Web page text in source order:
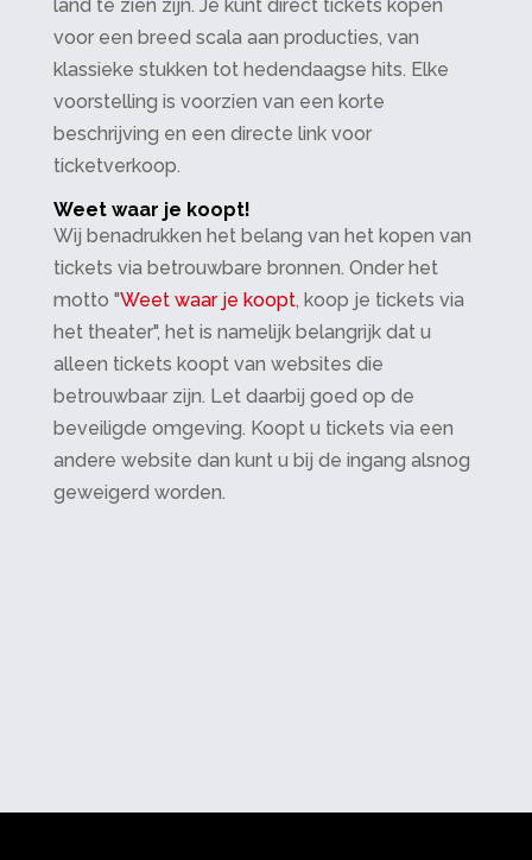
land te zien zijn. Je kunt direct tickets kopen
voor een breed scala aan producties, van
klassieke stukken tot hedendaagse hits. Elke
voorstelling is voorzien van een korte
beschrijving en een directe link voor
ticketverkoop.
Weet waar je koopt!
Wij benadrukken het belang van het kopen van
tickets via betrouwbare bronnen. Onder het
motto "Weet waar je koopt, koop je tickets via
het theater", het is namelijk belangrijk dat u
alleen tickets koopt van websites die
betrouwbaar zijn. Let daarbij goed op de
beveiligde omgeving. Koopt u tickets via een
andere website dan kunt u bij de ingang alsnog
geweigerd worden.